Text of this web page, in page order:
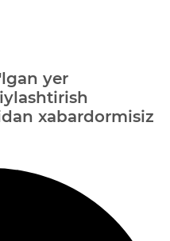
yer
xabardormisiz